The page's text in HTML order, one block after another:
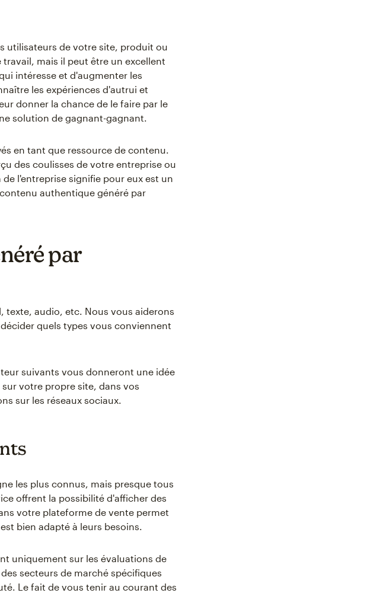
utilisateurs de votre site, produit ou
mais il peut être un excellent
intéresse et d'augmenter les
les expériences d'autrui et
donner la chance de le faire par le
solution de gagnant-gagnant.
en tant que ressource de contenu.
des coulisses de votre entreprise ou
l'entreprise signifie pour eux est un
authentique généré par
par
texte, audio, etc. Nous vous aiderons
quels types vous conviennent
suivants vous donneront une idée
votre propre site, dans vos
sur les réseaux sociaux.
les plus connus, mais presque tous
offrent la possibilité d'afficher des
votre plateforme de vente permet
bien adapté à leurs besoins.
uniquement sur les évaluations de
secteurs de marché spécifiques
Le fait de vous tenir au courant des